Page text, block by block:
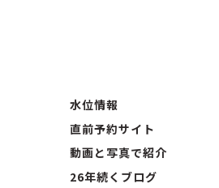
水位情報
直前予約サイト
動画と写真で紹介
26年続くブログ